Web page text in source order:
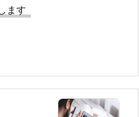
ます